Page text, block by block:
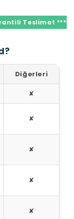
Teslimat ***
Diğerleri
✘
✘
✘
✘
✘